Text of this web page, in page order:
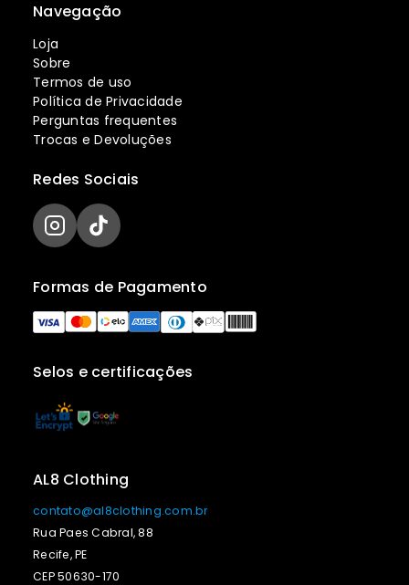
Navegação
Loja
Sobre
Termos de uso
Política de Privacidade
Perguntas frequentes
Trocas e Devoluções
Selos e certificações
Formas de Pagamento
Redes Sociais
AL8 Clothing
contato@al8clothing.com.br
Rua Paes Cabral, 88
Recife, PE
CEP 50630-170